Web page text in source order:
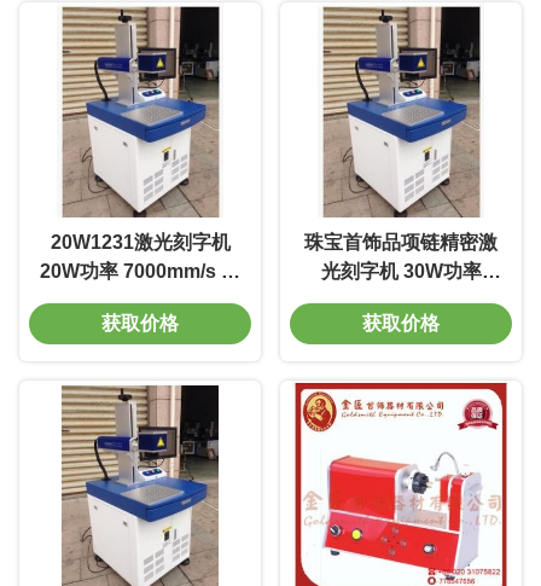
20W1231激光刻字机
20W功率 7000mm/s 线
宽0.01m 质量好 电光转
换率高
获取价格
珠宝首饰品项链精密激
光刻字机 30W功率
7500mm/s 标深刻度
0.01-0.5mm 电压220V
获取价格